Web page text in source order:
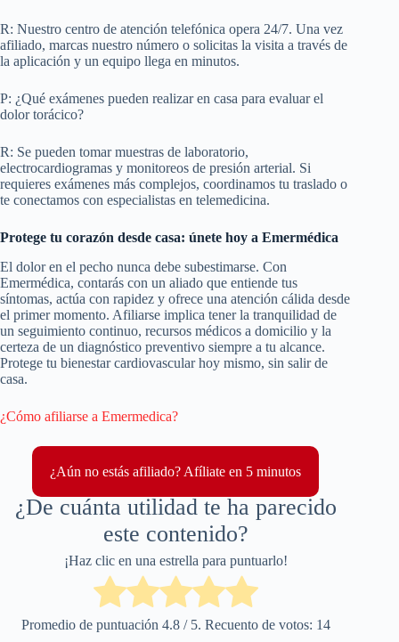
R: Nuestro centro de atención telefónica opera 24/7. Una vez
afiliado, marcas nuestro número o solicitas la visita a través de
la aplicación y un equipo llega en minutos.
P: ¿Qué exámenes pueden realizar en casa para evaluar el
dolor torácico?
R: Se pueden tomar muestras de laboratorio,
electrocardiogramas y monitoreos de presión arterial. Si
requieres exámenes más complejos, coordinamos tu traslado o
te conectamos con especialistas en telemedicina.
Protege tu corazón desde casa: únete hoy a Emermédica
El dolor en el pecho nunca debe subestimarse. Con
Emermédica, contarás con un aliado que entiende tus
síntomas, actúa con rapidez y ofrece una atención cálida desde
el primer momento. Afiliarse implica tener la tranquilidad de
un seguimiento continuo, recursos médicos a domicilio y la
certeza de un diagnóstico preventivo siempre a tu alcance.
Protege tu bienestar cardiovascular hoy mismo, sin salir de
casa.
¿Cómo afiliarse a Emermedica?
¿Aún no estás afiliado? Afíliate en 5 minutos
¿De cuánta utilidad te ha parecido
este contenido?
¡Haz clic en una estrella para puntuarlo!
Promedio de puntuación 4.8/ 5. Recuento de votos: 14